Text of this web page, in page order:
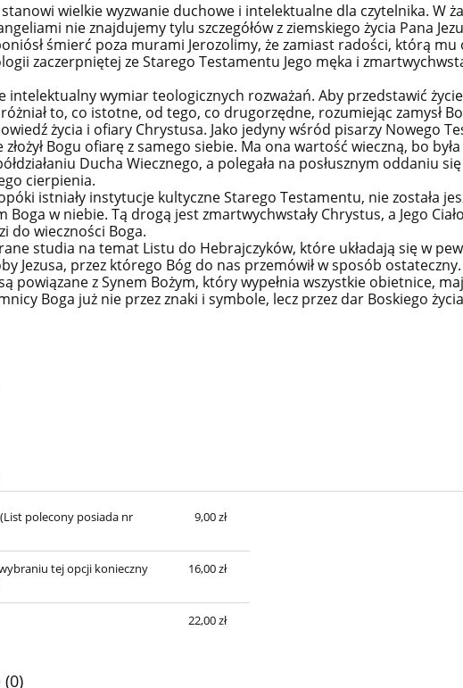
wielkie wyzwanie duchowe i intelektualne dla czytelnika. W
nie znajdujemy tylu szczegółów z ziemskiego życia Pana
śmierć poza murami Jerozolimy, że zamiast radości, którą mu
zaczerpniętej ze Starego Testamentu Jego męka i
wymiar teologicznych rozważań. Aby przedstawić
to, co istotne, od tego, co drugorzędne, rozumiejąc zamysł
życia i ofiary Chrystusa. Jako jedyny wśród pisarzy Nowego
złożył Bogu ofiarę z samego siebie. Ma ona wartość wieczną, bo była
Ducha Wiecznego, a polegała na posłusznym oddaniu
cierpienia.
istniały instytucje kultyczne Starego Testamentu, nie została
w niebie. Tą drogą jest zmartwychwstały Chrystus, a Jego
do wieczności Boga.
studia na temat Listu do Hebrajczyków, które układają się w
Jezusa, przez którego Bóg do nas przemówił w sposób
powiązane z Synem Bożym, który wypełnia wszystkie obietnice,
Boga już nie przez znaki i symbole, lecz przez dar Boskiego
nie zawiera ewentualnych kosztów
polecony posiada nr
9,00 zł
tej opcji konieczny
16,00 zł
22,00 zł